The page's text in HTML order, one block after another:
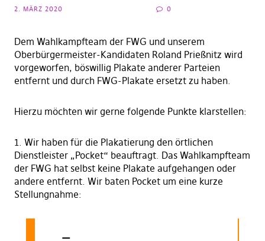
2. MÄRZ 2020 0
Dem Wahlkampfteam der FWG und unserem
Oberbürgermeister-Kandidaten Roland Prießnitz wird
vorgeworfen, böswillig Plakate anderer Parteien
entfernt und durch FWG-Plakate ersetzt zu haben.
Hierzu möchten wir gerne folgende Punkte klarstellen:
1. Wir haben für die Plakatierung den örtlichen
Dienstleister „Pocket“ beauftragt. Das Wahlkampfteam
der FWG hat selbst keine Plakate aufgehangen oder
andere entfernt. Wir baten Pocket um eine kurze
Stellungnahme:
—